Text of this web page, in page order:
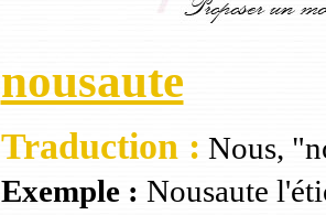
nousaute
Traduction : Nous,
Exemple : Nousaute